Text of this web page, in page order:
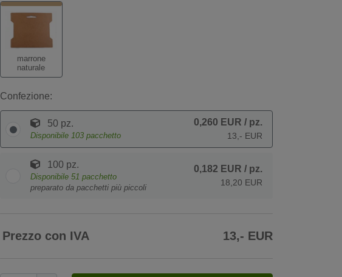
marrone
naturale
Confezione:
50 pz.
Disponibile 103 pacchetto
0,260 EUR / pz.
13,- EUR
100 pz.
Disponibile 51 pacchetto
preparato da pacchetti più piccoli
0,182 EUR / pz.
18,20 EUR
Prezzo con IVA 13,- EUR